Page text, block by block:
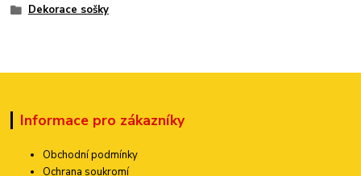
Dekorace sošky
Informace pro zákazníky
Obchodní podmínky
Ochrana soukromí